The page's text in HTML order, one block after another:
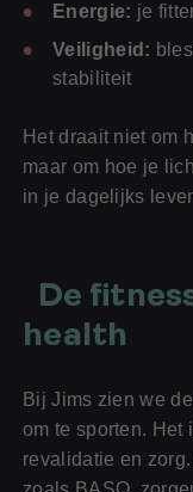
Energie: je
Veiligheid:
stabiliteit
Het draait niet om
maar om hoe je
in je dagelijks
De
health
Bij Jims zien we
om te sporten. Het
revalidatie en